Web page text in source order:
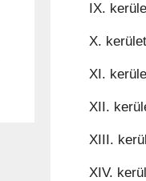
IX.
X.
XI.
XII.
XIII.
XIV.